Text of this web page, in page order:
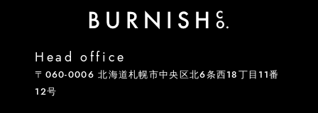
Head office
〒060-0006 北海道札幌市中央区北6条西18丁目11番
12号